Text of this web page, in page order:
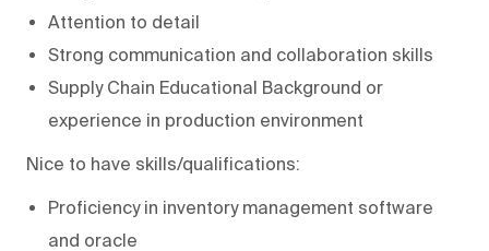
Attention to detail
Strong communication and collaboration skills
Supply Chain Educational Background or
experience in production environment
Nice to have skills/qualifications:
Proficiency in inventory management software
and oracle